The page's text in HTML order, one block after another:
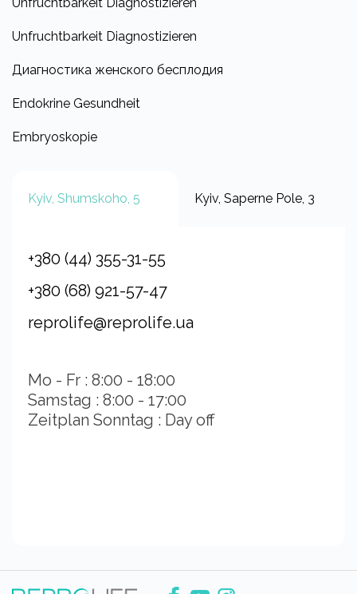
Unfruchtbarkeit Diagnostizieren
Диагностика женского бесплодия
Endokrine Gesundheit
Embryoskopie
Kyiv, Shumskoho, 5 Kyiv, Saperne Pole, 3
+380 (44) 355-31-55
+380 (68) 921-57-47
reprolife@reprolife.ua
Mo - Fr : 8:00 - 18:00
Samstag : 8:00 - 17:00
Zeitplan Sonntag : Day off